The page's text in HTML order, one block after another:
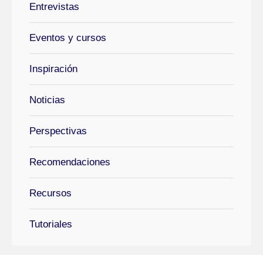
Entrevistas
Eventos y cursos
Inspiración
Noticias
Perspectivas
Recomendaciones
Recursos
Tutoriales